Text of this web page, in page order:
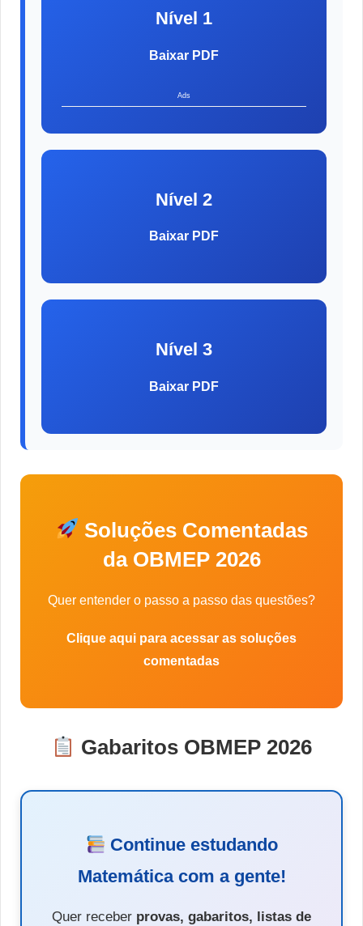
Nível 1
Baixar PDF
Ads
Nível 2
Baixar PDF
Nível 3
Baixar PDF
Soluções Comentadas
da OBMEP 2026
Quer entender o passo a passo das questões?
Clique aqui para acessar as soluções
comentadas
Gabaritos OBMEP 2026
Continue estudando
Matemática com a gente!
Quer receber provas, gabaritos, listas de